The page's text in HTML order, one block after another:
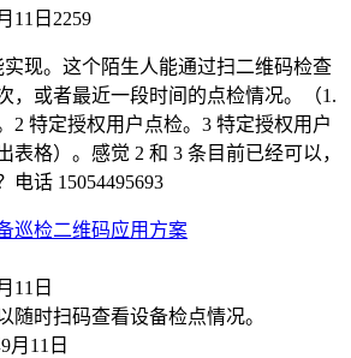
11日 2259
现。这个陌生人能通过扫二维码检查
，或者最近一段时间的点检情况。（1.
2 特定授权用户点检。3 特定授权用户
表格）。感觉 2 和 3 条目前已经可以，
电话 15054495693
巡检二维码应用方案
11日
随时扫码查看设备检点情况。
月11日